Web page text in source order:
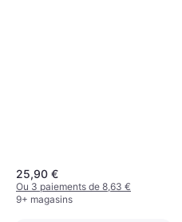
25,90 €
Ou 3 paiements de 8,63 €
9+ magasins